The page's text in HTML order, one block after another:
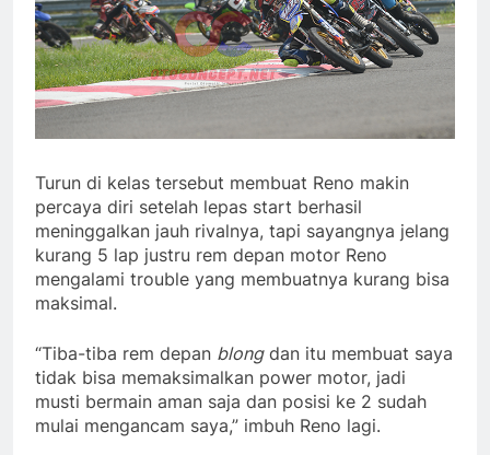
Turun di kelas tersebut membuat Reno makin
percaya diri setelah lepas start berhasil
meninggalkan jauh rivalnya, tapi sayangnya jelang
kurang 5 lap justru rem depan motor Reno
mengalami trouble yang membuatnya kurang bisa
maksimal.
“Tiba-tiba rem depan blongdan itu membuat saya
tidak bisa memaksimalkan power motor, jadi
musti bermain aman saja dan posisi ke 2 sudah
mulai mengancam saya,” imbuh Reno lagi.